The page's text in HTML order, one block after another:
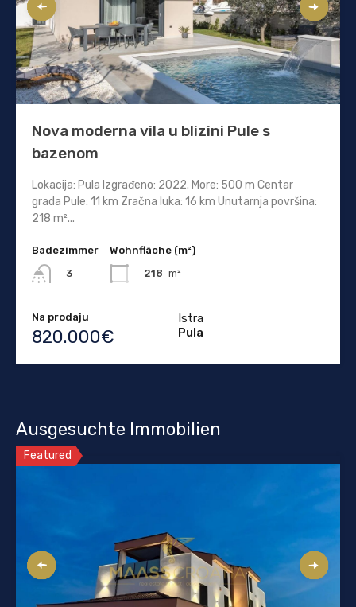
Nova moderna vila u blizini Pule s
bazenom
Lokacija: Pula Izgrađeno: 2022. More: 500 m Centar
grada Pule: 11 km Zračna luka: 16 km Unutarnja površina:
218 m²...
Badezimmer
3
Wohnfläche (m²)
218 m²
Na prodaju
820.000€
Istra
Pula
Ausgesuchte Immobilien
Featured